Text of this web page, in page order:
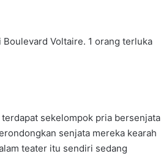
Voltaire. 1 orang terluka
sekelompok pria bersenjata
senjata mereka kearah
teater itu sendiri sedang